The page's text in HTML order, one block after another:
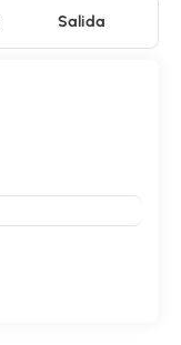
Salida